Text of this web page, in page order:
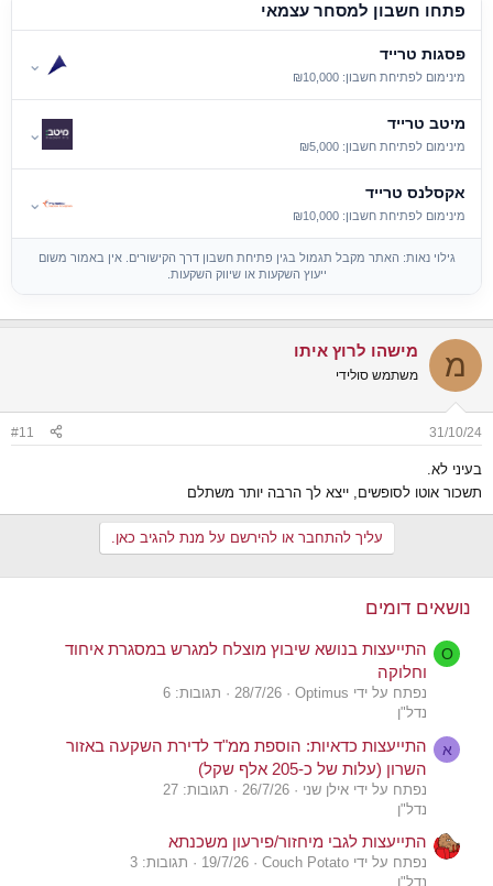
פתחו חשבון למסחר עצמאי
פסגות טרייד
מינימום לפתיחת חשבון: ₪10,000
⌄
מיטב טרייד
מינימום לפתיחת חשבון: ₪5,000
⌄
אקסלנס טרייד
מינימום לפתיחת חשבון: ₪10,000
⌄
גילוי נאות: האתר מקבל תגמול בגין פתיחת חשבון דרך הקישורים. אין באמור משום
ייעוץ השקעות או שיווק השקעות.
מ מישהו לרוץ איתו
משתמש סולידי
31/10/24
#11
בעיני לא.
תשכור אוטו לסופשים, ייצא לך הרבה יותר משתלם
עליך להתחבר או להירשם על מנת להגיב כאן.
נושאים דומים
O
התייעצות בנושא שיבוץ מוצלח למגרש במסגרת איחוד
וחלוקה
נפתח על ידי Optimus 28/7/26
תגובות: 6
נדל"ן
א
התייעצות כדאיות: הוספת ממ"ד לדירת השקעה באזור
השרון (עלות של כ-205 אלף שקל)
נפתח על ידי אילן שני 26/7/26
תגובות: 27
נדל"ן
התייעצות לגבי מיחזור/פירעון משכנתא
נפתח על ידי Couch Potato 19/7/26
תגובות: 3
נדל"ן